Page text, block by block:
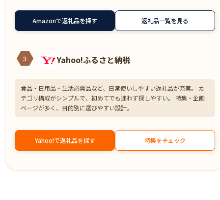
Amazonで返礼品を探す 返礼品一覧を見る
3 Yahoo!ふるさと納税
食品・日用品・生活必需品など、日常使いしやすい返礼品が充実。 カ
テゴリ構成がシンプルで、初めてでも迷わず探しやすい。 特集・企画
ページが多く、目的別に選びやすい設計。
Yahoo!で返礼品を探す 特集をチェック